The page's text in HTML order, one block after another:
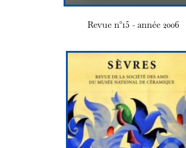
Revue n°15 - année 2006